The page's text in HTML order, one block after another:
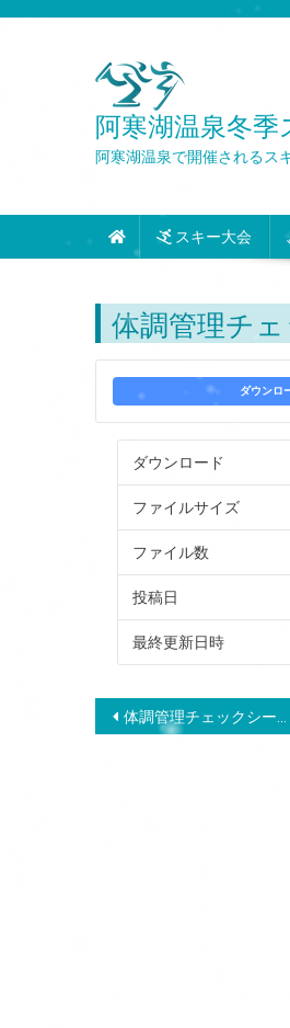
阿寒湖温泉冬
阿寒湖温泉で開催されるス
スキー大会
体調管理チ
ダウンロ
ダウンロード
ファイルサイズ
ファイル数
投稿日
最終更新日時
投体調管理チェックシート【様式Ⅰ】